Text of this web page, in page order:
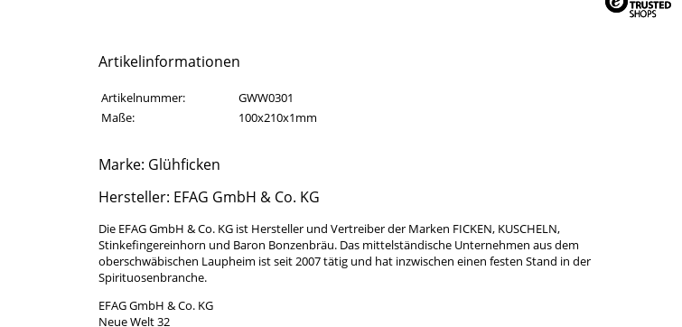
Artikelinformationen
Artikelinformationen
Eigenschaft Wert
Artikelnummer:
GWW0301
Maße:
100x210x1mm
Marke: Glühficken
Hersteller: EFAG GmbH & Co. KG
Die EFAG GmbH & Co. KG ist Hersteller und Vertreiber der Marken FICKEN, KUSCHELN,
Stinkefingereinhorn und Baron Bonzenbräu. Das mittelständische Unternehmen aus dem
oberschwäbischen Laupheim ist seit 2007 tätig und hat inzwischen einen festen Stand in der
Spirituosenbranche.
EFAG GmbH & Co. KG
Neue Welt 32